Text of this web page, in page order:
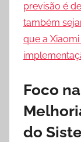
previsão é
também
que a
Foco
do